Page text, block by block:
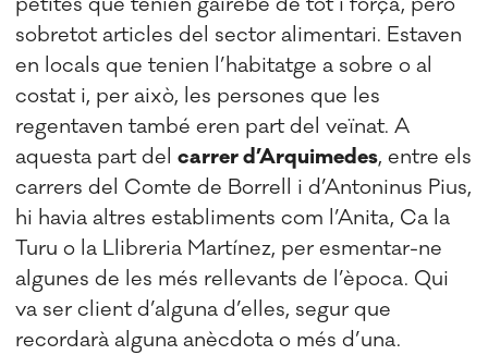
sobretot articles del sector alimentari. Estaven
en locals que tenien l’habitatge a sobre o al
costat i, per això, les persones que les
regentaven també eren part del veïnat. A
aquesta part delcarrer d’Arquimedes, entre els
carrers del Comte de Borrell i d’Antoninus Pius,
hi havia altres establiments com l’Anita, Ca la
Turu o la Llibreria Martínez, per esmentar-ne
algunes de les més rellevants de l’època. Qui
va ser client d’alguna d’elles, segur que
recordarà alguna anècdota o més d’una.